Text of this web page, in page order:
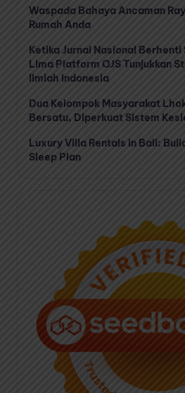
Waspada Bahaya Ancaman
Rumah Anda
Ketika Jurnal Nasional
Lima Platform OJS Tunjukkan
Ilmiah Indonesia
Dua Kelompok Masyarakat
Bersatu, Diperkuat Sistem
Luxury Villa Rentals in Bali:
Sleep Plan